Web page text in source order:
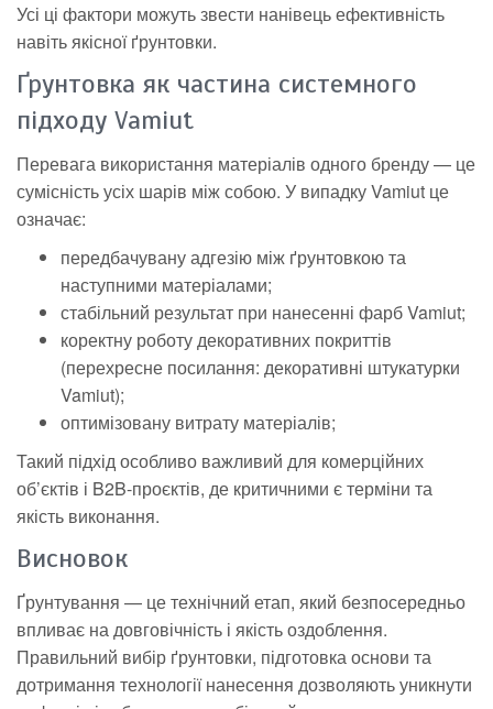
Усі ці фактори можуть звести нанівець ефективність
навіть якісної ґрунтовки.
Ґрунтовка як частина системного
підходу Vamiut
Перевага використання матеріалів одного бренду — це
сумісність усіх шарів між собою. У випадку Vamiut це
означає:
передбачувану адгезію між ґрунтовкою та
наступними матеріалами;
стабільний результат при нанесенні фарб Vamiut;
коректну роботу декоративних покриттів
(перехресне посилання: декоративні штукатурки
Vamiut);
оптимізовану витрату матеріалів;
Такий підхід особливо важливий для комерційних
об’єктів і B2B-проєктів, де критичними є терміни та
якість виконання.
Висновок
Ґрунтування — це технічний етап, який безпосередньо
впливає на довговічність і якість оздоблення.
Правильний вибір ґрунтовки, підготовка основи та
дотримання технології нанесення дозволяють уникнути